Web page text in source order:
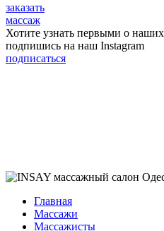
заказать
массаж
Хотите узнать первыми о
подпишись на наш Instagram
подписаться
Главная
Массажи
Массажисты